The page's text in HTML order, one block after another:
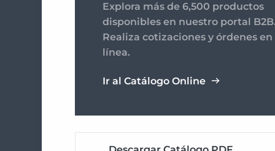
Explora más de 6,500 productos
disponibles en nuestro portal
Realiza cotizaciones y órdenes en
línea.
Ir al Catálogo Online